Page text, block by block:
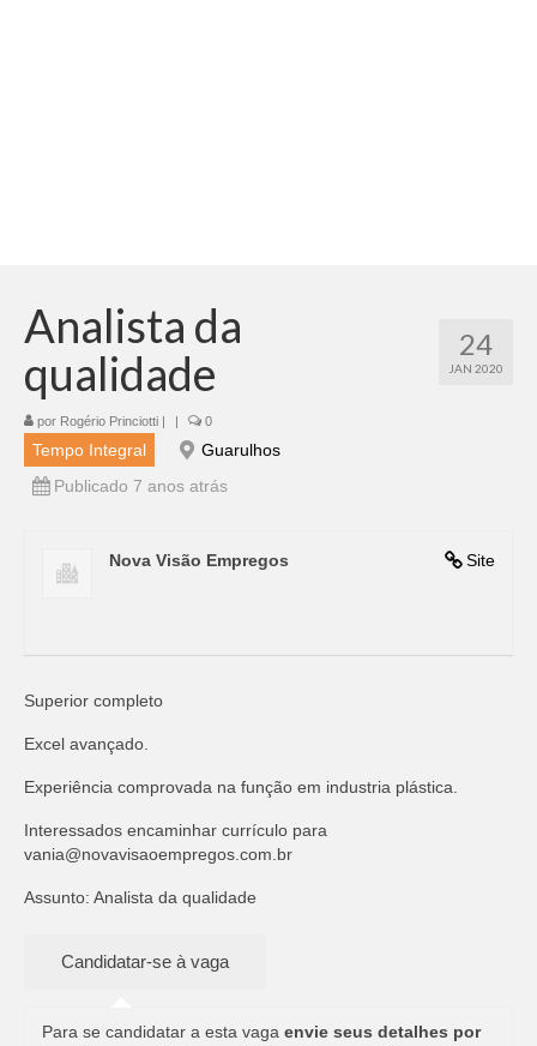
24
JAN 2020
Analista da
qualidade
por Rogério Princiotti | | 0
Tempo Integral
Guarulhos
Publicado 7 anos atrás
Site
Nova Visão Empregos
Superior completo
Excel avançado.
Experiência comprovada na função em industria plástica.
Interessados encaminhar currículo para
vania@novavisaoempregos.com.br
Assunto: Analista da qualidade
Para se candidatar a esta vaga envie seus detalhes por